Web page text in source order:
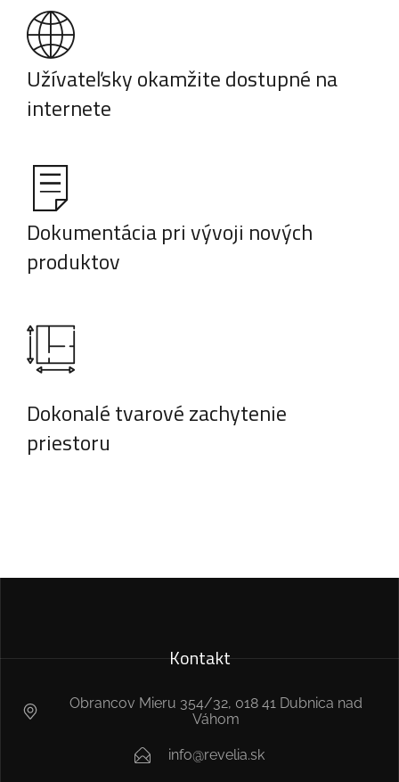
Užívateľsky okamžite dostupné na
internete
Dokumentácia pri vývoji nových
produktov
Dokonalé tvarové zachytenie
priestoru
Kontakt
Obrancov Mieru 354/32, 018 41 Dubnica nad
Váhom
info@revelia.sk